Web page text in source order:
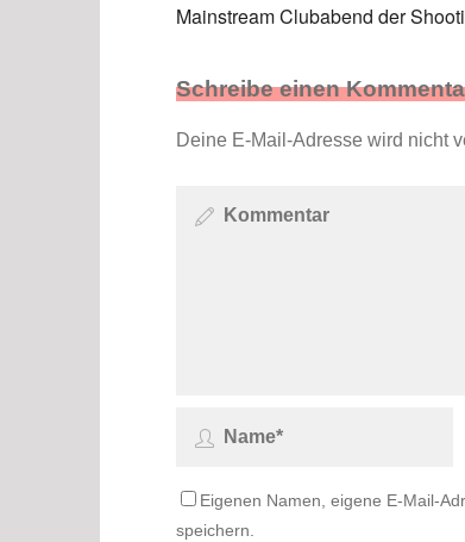
Mainstream Clubabend der
Schreibe einen
Deine E-Mail-Adresse wird nicht
Eigenen Namen, eigene E-Mail-
speichern.